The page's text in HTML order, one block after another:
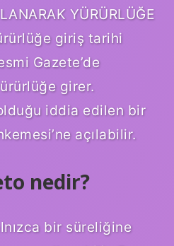
YÜRÜRLÜĞE
giriş tarihi
Gazete’de
girer.
iddia edilen bir
açılabilir.
nedir?
bir süreliğine